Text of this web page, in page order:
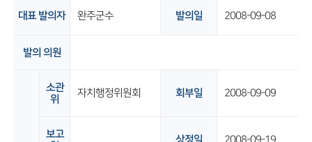
대표 발의자 완주군수 발의일 2008-09-08
발의 의원
소관
위
자치행정위원회 회부일 2008-09-09
보고
상정일 2008-09-19